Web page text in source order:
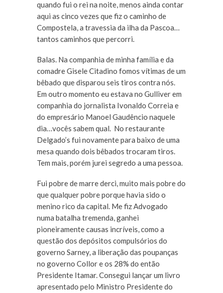
quando fui o rei na noite, menos ainda contar
aqui as cinco vezes que fiz o caminho de
Compostela, a travessia da ilha da Pascoa…
tantos caminhos que percorri.
Balas. Na companhia de minha família e da
comadre Gisele Citadino fomos vítimas de um
bêbado que disparou seis tiros contra nós.
Em outro momento eu estava no Gulliver em
companhia do jornalista Ivonaldo Correia e
do empresário Manoel Gaudêncio naquele
dia…vocês sabem qual. No restaurante
Delgado’s fui novamente para baixo de uma
mesa quando dois bêbados trocaram tiros.
Tem mais, porém jurei segredo a uma pessoa.
Fui pobre de marre derci, muito mais pobre do
que qualquer pobre porque havia sido o
menino rico da capital. Me fiz Advogado
numa batalha tremenda, ganhei
pioneiramente causas incríveis, como a
questão dos depósitos compulsórios do
governo Sarney, a liberação das poupanças
no governo Collor e os 28% do então
Presidente Itamar. Consegui lançar um livro
apresentado pelo Ministro Presidente do